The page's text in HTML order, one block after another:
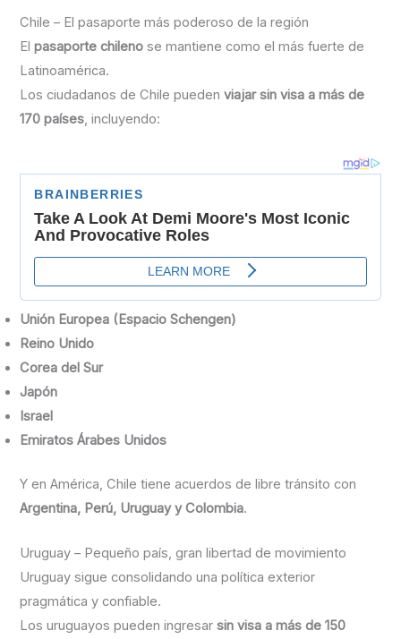
Chile – El pasaporte más poderoso de la región
Elpasaporte chileno se mantiene como el más fuerte de
Latinoamérica.
Los ciudadanos de Chile puedenviajar sin visa a más de
170 países, incluyendo:
Unión Europea (Espacio Schengen)
Reino Unido
Corea del Sur
Japón
Israel
Emiratos Árabes Unidos
Y en América, Chile tiene acuerdos de libre tránsito con
Argentina, Perú, Uruguay y Colombia.
Uruguay – Pequeño país, gran libertad de movimiento
Uruguay sigue consolidando una política exterior
pragmática y confiable.
Los uruguayos pueden ingresarsin visa a más de 150